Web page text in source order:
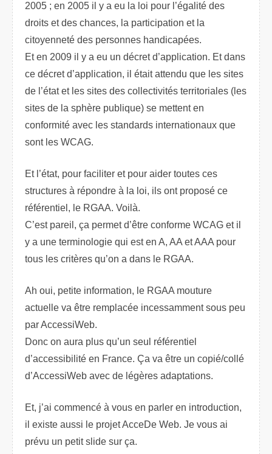
2005 ; en 2005 il y a eu la loi pour l’égalité des
droits et des chances, la participation et la
citoyenneté des personnes handicapées.
Et en 2009 il y a eu un décret d’application. Et dans
ce décret d’application, il était attendu que les sites
de l’état et les sites des collectivités territoriales (les
sites de la sphère publique) se mettent en
conformité avec les standards internationaux que
sont les WCAG.
Et l’état, pour faciliter et pour aider toutes ces
structures à répondre à la loi, ils ont proposé ce
référentiel, le RGAA. Voilà.
C’est pareil, ça permet d’être conforme WCAG et il
y a une terminologie qui est en A, AA et AAA pour
tous les critères qu’on a dans le RGAA.
Ah oui, petite information, le RGAA mouture
actuelle va être remplacée incessamment sous peu
par AccessiWeb.
Donc on aura plus qu’un seul référentiel
d’accessibilité en France. Ça va être un copié/collé
d’AccessiWeb avec de légères adaptations.
Et, j’ai commencé à vous en parler en introduction,
il existe aussi le projet AcceDe Web. Je vous ai
prévu un petit slide sur ça.